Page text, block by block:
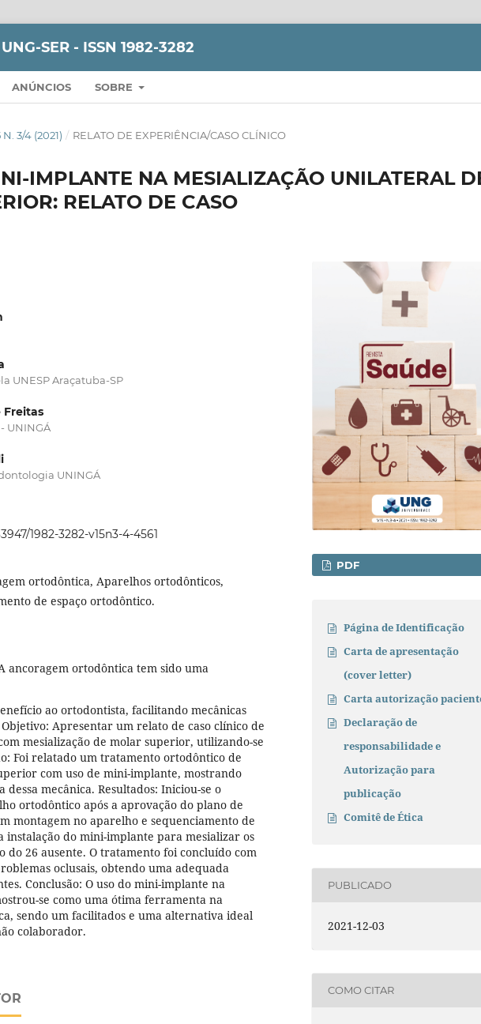
SER - ISSN 1982-3282
ANÚNCIOS SOBRE
N. 3/4 (2021) / RELATO DE EXPERIÊNCIA/CASO CLÍNICO
IMPLANTE NA MESIALIZAÇÃO UNILATERAL
RELATO DE CASO
UNESP Araçatuba-SP
Freitas
UNINGÁ
UNINGÁ
1982-3282-v15n3-4-4561
ortodôntica, Aparelhos ortodônticos,
de espaço ortodôntico.
ancoragem ortodôntica tem sido uma
ao ortodontista, facilitando mecânicas
Apresentar um relato de caso clínico de
mesialização de molar superior, utilizando-se
Foi relatado um tratamento ortodôntico de
com uso de mini-implante, mostrando
dessa mecânica. Resultados: Iniciou-se o
ortodôntico após a aprovação do plano de
montagem no aparelho e sequenciamento de
instalação do mini-implante para mesializar os
do 26 ausente. O tratamento foi concluído com
oclusais, obtendo uma adequada
Conclusão: O uso do mini-implante na
se como uma ótima ferramenta na
sendo um facilitados e uma alternativa ideal
colaborador.
PDF
Página de Identificação
Carta de apresentação
(cover letter)
Carta autorização
Declaração de
responsabilidade e
Autorização para
publicação
Comitê de Ética
PUBLICADO
2021-12-03
COMO CITAR